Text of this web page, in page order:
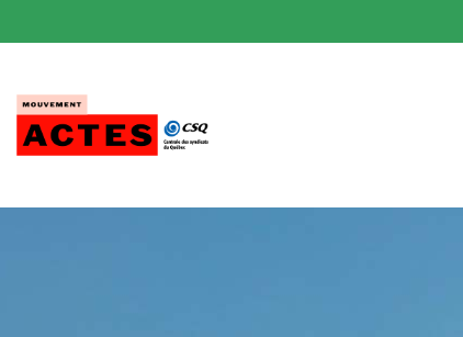
au